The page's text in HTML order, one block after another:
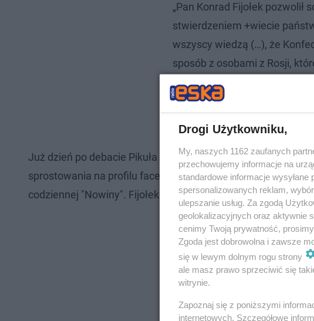
„Pan Konrad Fijołek pozwolił
stwierdzeniem +wiecie
wszyscy wiedzą (…), że
sposób z osobami z Rosji,
naszej ojczyźnie” –
oczernianie nas, na co sobie
Już dzień po debacie Pikuła wystosowała do Fijołka pismo
sprostowania na profilu facebookowym Konrada Fijołka
codziennej "Nowiny". Fijołek nie spełnił żądania, sprawa trafi
Drogi Użytkowniku,
My, naszych 1162 zaufanych
przechowujemy informacje na
standardowe informacje
spersonalizowanych reklam,
ulepszanie usług. Za zgodą
geolokalizacyjnych oraz aktywnie
cenimy Twoją prywatność,
Zgoda jest dobrowolna i zawsze
się w lewym dolnym rogu strony
ale masz prawo sprzeciwić się
witrynie.
Zapoznaj się z poniższymi
internetowych. Szczegółowe